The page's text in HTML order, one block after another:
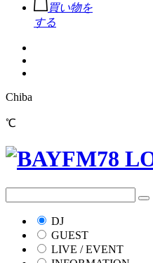
買い物を
する
Chiba
℃
DJ
GUEST
LIVE / EVENT